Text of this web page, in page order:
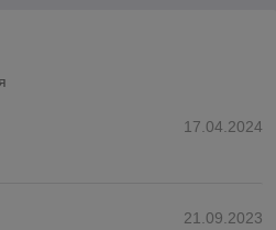
17.04.2024
21.09.2023